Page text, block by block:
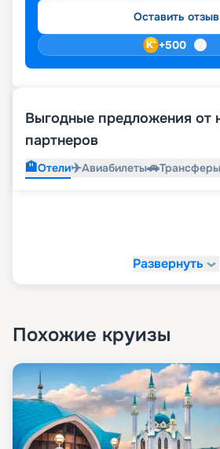
Оставить отзыв
+500
Выгодные предложения от
партнеров
🏨Отели✈️Авиабилеты🚗Трансферы
Развернуть
Похожие круизы